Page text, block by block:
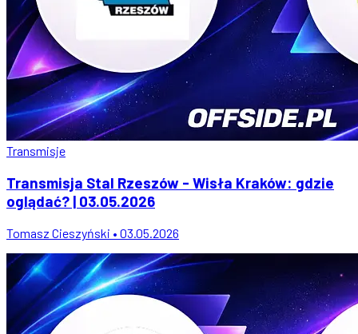
Transmisje
Transmisja Stal Rzeszów - Wisła Kraków: gdzie
oglądać? | 03.05.2026
Tomasz Cieszyński • 03.05.2026